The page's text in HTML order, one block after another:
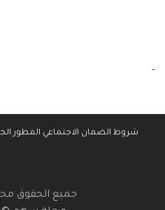
-
شروط الضمان الاجتماعي المطور
جميع الحقوق